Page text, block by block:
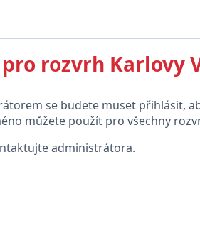
rozvrh Karlovy
se budete muset přihlásit,
můžete použít pro všechny
administrátora.